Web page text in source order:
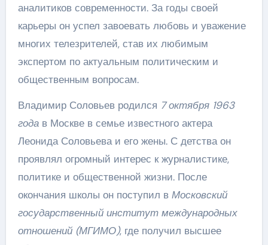
аналитиков современности. За годы своей
карьеры он успел завоевать любовь и уважение
многих телезрителей, став их любимым
экспертом по актуальным политическим и
общественным вопросам.
Владимир Соловьев родился 7 октября 1963
годав Москве в семье известного актера
Леонида Соловьева и его жены. С детства он
проявлял огромный интерес к журналистике,
политике и общественной жизни. После
окончания школы он поступил в Московский
государственный институт международных
отношений (МГИМО), где получил высшее